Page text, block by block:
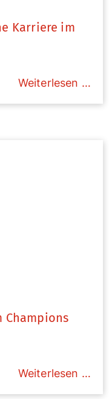
Karriere im
Weiterlesen …
Champions
Weiterlesen …